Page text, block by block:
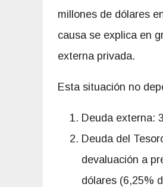
millones de dólares
causa se explica en
externa privada.
Esta situación no
Deuda externa:
Deuda del
devaluación a
dólares (6,25%